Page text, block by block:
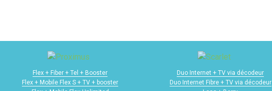
Flex + Fiber + Tel + Booster
Flex + Mobile Flex S + TV + booster
Duo Internet + TV via décodeur
Duo Internet Fibre + TV via décodeur